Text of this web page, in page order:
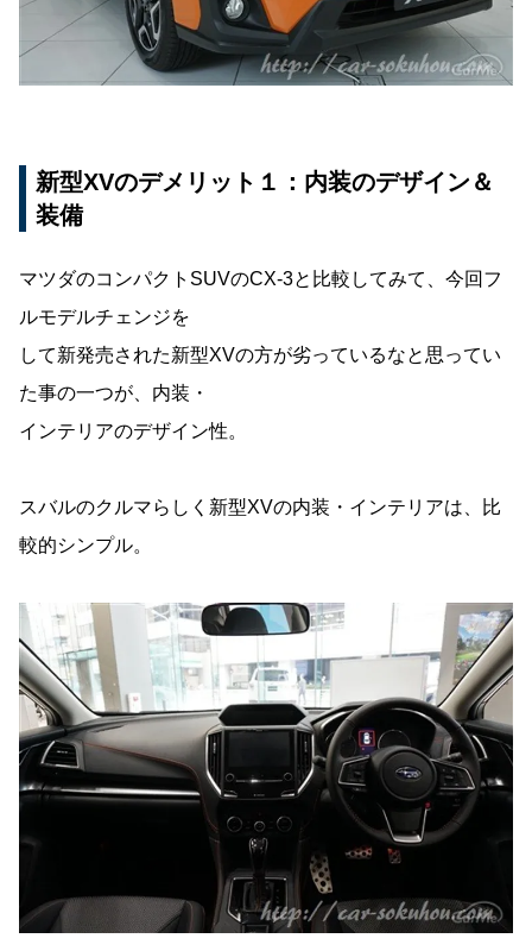
新型XVのデメリット１：内装のデザイン＆
装備
マツダのコンパクトSUVのCX-3と比較してみて、今回フ
ルモデルチェンジを
して新発売された新型XVの方が劣っているなと思ってい
た事の一つが、内装・
インテリアのデザイン性。
スバルのクルマらしく新型XVの内装・インテリアは、比
較的シンプル。